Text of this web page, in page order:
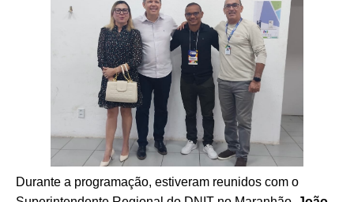
Durante a programação, estiveram reunidos com o